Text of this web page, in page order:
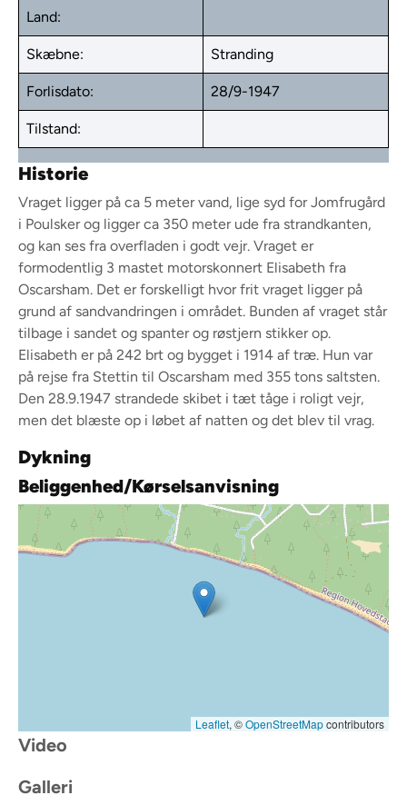
Land:
Skæbne: Stranding
Forlisdato: 28/9-1947
Tilstand:
Historie
Vraget ligger på ca 5 meter vand, lige syd for Jomfrugård
i Poulsker og ligger ca 350 meter ude fra strandkanten,
og kan ses fra overfladen i godt vejr. Vraget er
formodentlig 3 mastet motorskonnert Elisabeth fra
Oscarsham. Det er forskelligt hvor frit vraget ligger på
grund af sandvandringen i området. Bunden af vraget står
tilbage i sandet og spanter og røstjern stikker op.
Elisabeth er på 242 brt og bygget i 1914 af træ. Hun var
på rejse fra Stettin til Oscarsham med 355 tons saltsten.
Den 28.9.1947 strandede skibet i tæt tåge i roligt vejr,
men det blæste op i løbet af natten og det blev til vrag.
Dykning
Beliggenhed/Kørselsanvisning
Leaflet, ©OpenStreetMapcontributors
Video
Galleri